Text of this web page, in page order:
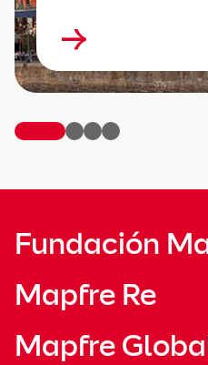
Fundación
Mapfre Re
Mapfre